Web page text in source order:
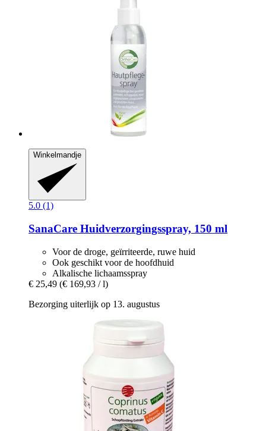
Winkelmandje
5.0 (1)
SanaCare Huidverzorgingsspray, 150 ml
Voor de droge, geïrriteerde, ruwe huid
Ook geschikt voor de hoofdhuid
Alkalische lichaamsspray
€ 25,49 (€ 169,93 / l)
Bezorging uiterlijk op 13. augustus